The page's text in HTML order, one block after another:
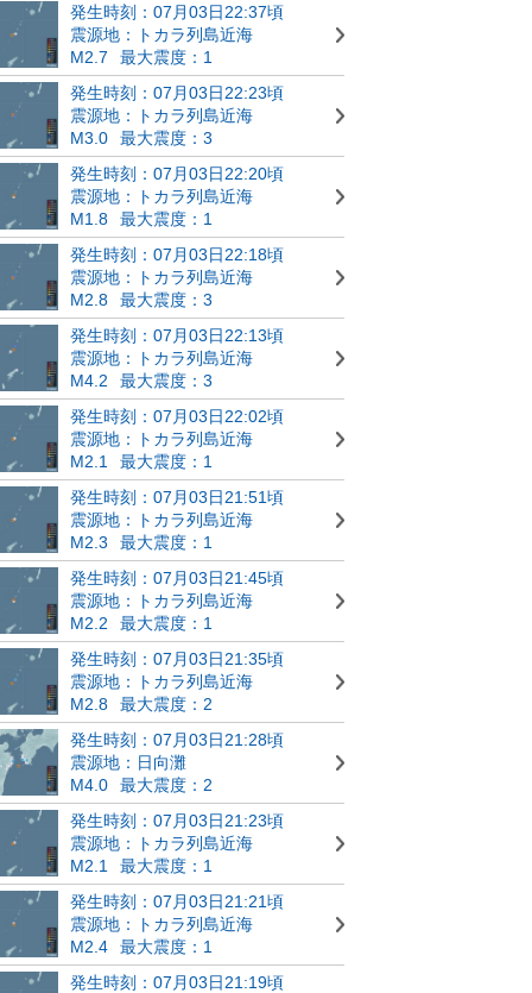
発生時刻：07月03日22:37頃
震源地：トカラ列島近海
M2.7
最大震度：1
発生時刻：07月03日22:23頃
震源地：トカラ列島近海
M3.0
最大震度：3
発生時刻：07月03日22:20頃
震源地：トカラ列島近海
M1.8
最大震度：1
発生時刻：07月03日22:18頃
震源地：トカラ列島近海
M2.8
最大震度：3
発生時刻：07月03日22:13頃
震源地：トカラ列島近海
M4.2
最大震度：3
発生時刻：07月03日22:02頃
震源地：トカラ列島近海
M2.1
最大震度：1
発生時刻：07月03日21:51頃
震源地：トカラ列島近海
M2.3
最大震度：1
発生時刻：07月03日21:45頃
震源地：トカラ列島近海
M2.2
最大震度：1
発生時刻：07月03日21:35頃
震源地：トカラ列島近海
M2.8
最大震度：2
発生時刻：07月03日21:28頃
震源地：日向灘
M4.0
最大震度：2
発生時刻：07月03日21:23頃
震源地：トカラ列島近海
M2.1
最大震度：1
発生時刻：07月03日21:21頃
震源地：トカラ列島近海
M2.4
最大震度：1
発生時刻：07月03日21:19頃